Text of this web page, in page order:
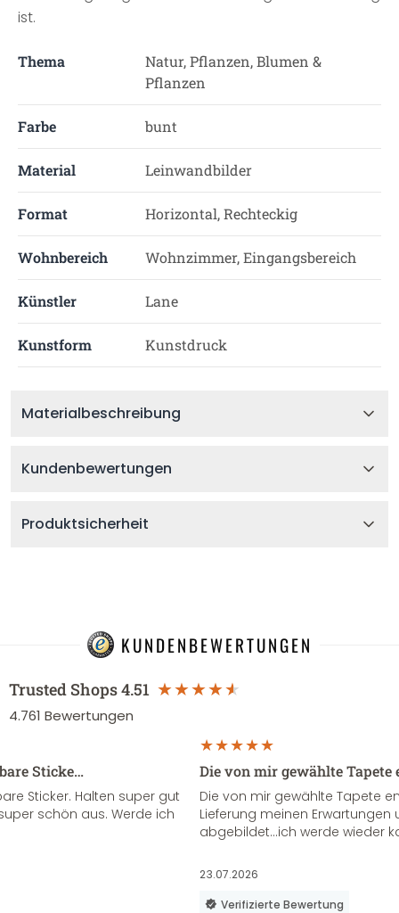
ist.
Thema
Natur, Pflanzen, Blumen &
Pflanzen
Farbe bunt
Material Leinwandbilder
Format Horizontal, Rechteckig
Wohnbereich Wohnzimmer, Eingangsbereich
Künstler Lane
Kunstform Kunstdruck
Materialbeschreibung
Kundenbewertungen
Produktsicherheit
KUNDENBEWERTUNGEN
Trusted Shops4.51
4.761 Bewertungen
Sticke…
Sticker. Halten super gut
schön aus. Werde ich
Die von mir gewählte
Die von mir gewählte Tapete
Lieferung meinen Erwartungen
abgebildet...ich werde wieder
23.07.2026
Verifizierte Bewertung